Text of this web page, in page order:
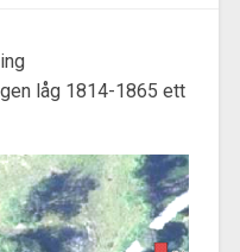
låg 1814-1865 ett